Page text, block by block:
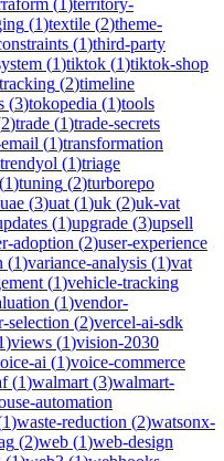
(1)textile (2)theme-
(1)third-party
(1)tiktok (1)tiktok-shop
(2)timeline
(3)tokopedia (1)tools
2)trade (1)trade-secrets
(1)transformation
trendyol (1)triage
(1)tuning (2)turborepo
uae (3)uat (1)uk (2)uk-vat
(1)upgrade (3)upsell
adoption (2)user-experience
(1)variance-analysis (1)vat
(1)vehicle-tracking
(1)vendor-
selection (2)vercel-ai-sdk
)views (1)vision-2030
ai (1)voice-commerce
(1)walmart (3)walmart-
automation
1)waste-reduction (2)watsonx-
(2)web (1)web-design